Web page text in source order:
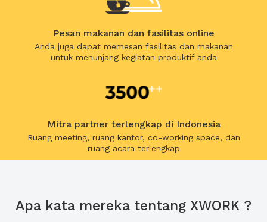
Pesan makanan dan fasilitas online
Anda juga dapat memesan fasilitas dan makanan
untuk menunjang kegiatan produktif anda
Mitra partner terlengkap di Indonesia
Ruang meeting, ruang kantor, co-working space, dan
ruang acara terlengkap
Apa kata mereka tentang XWORK ?